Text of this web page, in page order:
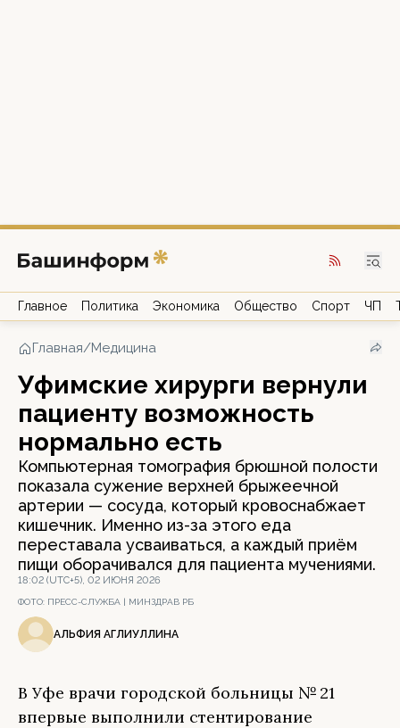
Главное Политика Экономика Общество Спорт ЧП
Главная/Медицина
Уфимские хирурги вернули
пациенту возможность
нормально есть
Компьютерная томография брюшной полости
показала сужение верхней брыжеечной
артерии — сосуда, который кровоснабжает
кишечник. Именно из-за этого еда
переставала усваиваться, а каждый приём
пищи оборачивался для пациента мучениями.
18:02 (UTC+5), 02 ИЮНЯ 2026
ФОТО: ПРЕСС-СЛУЖБА | МИНЗДРАВ РБ
АЛЬФИЯ АГЛИУЛЛИНА
В Уфе врачи городской больницы № 21
впервые выполнили стентирование